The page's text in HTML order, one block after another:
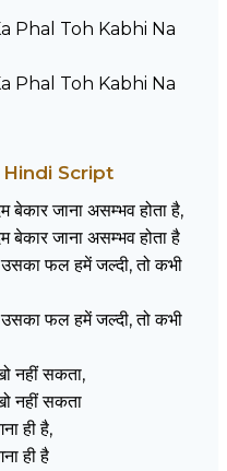
Phal Toh Kabhi Na
Phal Toh Kabhi Na
Hindi Script
जाना असम्भव होता है,
जाना असम्भव होता है
फल हमें जल्दी, तो कभी
फल हमें जल्दी, तो कभी
नहीं सकता,
नहीं सकता
ही है,
ही है